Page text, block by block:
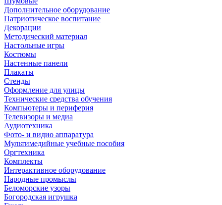
Дополнительное оборудование
Патриотическое воспитание
Декорации
Методический материал
Настольные игры
Костюмы
Настенные панели
Плакаты
Стенды
Оформление для улицы
Технические средства обучения
Компьютеры и периферия
Телевизоры и медиа
Аудиотехника
Фото- и видио аппаратура
Мультимедийные учебные пособия
Оргтехника
Комплекты
Интерактивное оборудование
Народные промыслы
Беломорские узоры
Богородская игрушка